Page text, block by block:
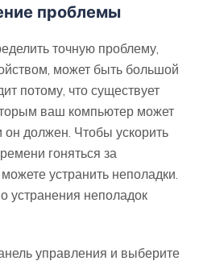
проблемы
точную проблему,
может быть большой
потому, что существует
ваш компьютер может
должен. Чтобы ускорить
гоняться за
устранить неполадки.
устранения неполадок
управления и выберите